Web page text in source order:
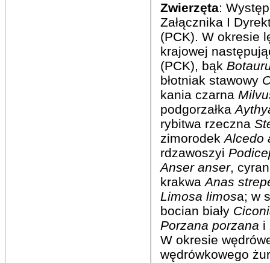
Zwierzęta:
Załącznika I
(PCK). W okresie
krajowej
(PCK), bąk
błotniak stawowy
kania czarna
podgorzałka
rybitwa rzeczna
zimorodekAlcedo
rdzawoszyi
Anser anser,
krakwaAnas
Limosa limosa; w
bocian biały
Porzana porzana i
W okresie
wędrówkowego